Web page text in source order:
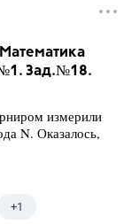
Зад.№18.
измерили
N. Оказалось,
+1